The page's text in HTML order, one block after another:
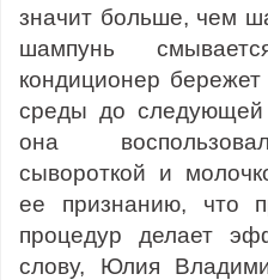
значит больше, чем
шампунь
кондиционер
среды до следующей
она
сывороткой и
ее признанию, что
процедур делает
слову, Юлия